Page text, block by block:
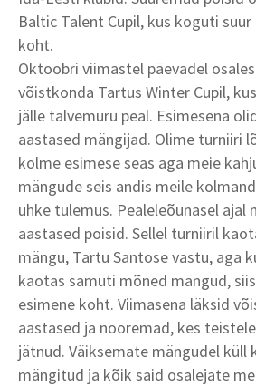
Baltic Talent Cupil, kus koguti
koht.
Oktoobri viimastel päevadel
võistkonda Tartus Winter Cupil,
jälle talvemuru peal. Esimesena
aastased mängijad. Olime turniiri
kolme esimese seas aga meie
mängude seis andis meile
uhke tulemus. Pealeleõunasel ajal
aastased poisid. Sellel turniiril
mängu, Tartu Santose vastu, aga
kaotas samuti mõned mängud,
esimene koht. Viimasena läksid
aastased ja nooremad, kes
jätnud. Väiksemate mängudel küll
mängitud ja kõik said osalejate